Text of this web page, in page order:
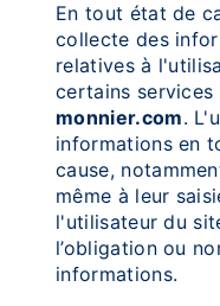
En tout état de
collecte des
relatives à
certains
monnier.com.
informations en
cause,
même à leur
l'utilisateur du
l’obligation ou
informations.